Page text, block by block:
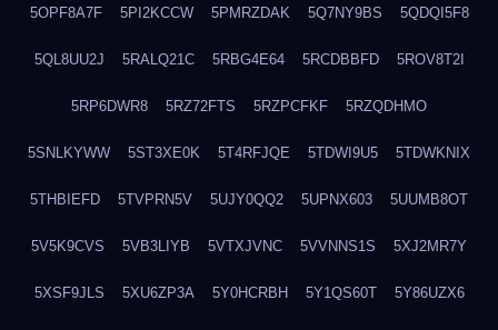
5OPF8A7F 5PI2KCCW 5PMRZDAK 5Q7NY9BS 5QDQI5F8
5QL8UU2J 5RALQ21C 5RBG4E64 5RCDBBFD 5ROV8T2I
5RP6DWR8 5RZ72FTS 5RZPCFKF 5RZQDHMO
5SNLKYWW 5ST3XE0K 5T4RFJQE 5TDWI9U5 5TDWKNIX
5THBIEFD 5TVPRN5V 5UJY0QQ2 5UPNX603 5UUMB8OT
5V5K9CVS 5VB3LIYB 5VTXJVNC 5VVNNS1S 5XJ2MR7Y
5XSF9JLS 5XU6ZP3A 5Y0HCRBH 5Y1QS60T 5Y86UZX6